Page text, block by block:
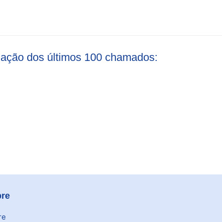
dos últimos 100 chamados: